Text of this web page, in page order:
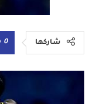
شاركها 0